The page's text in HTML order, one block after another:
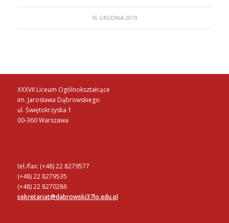
16 GRUDNIA 2019
XXXVII Liceum Ogólnokształcące
im. Jarosława Dąbrowskiego
ul. Świętokrzyska 1
00-360 Warszawa
tel./fax: (+48) 22 8279577
(+48) 22 8279535
(+48) 22 8270286
sekretariat@dabrowski37lo.edu.pl